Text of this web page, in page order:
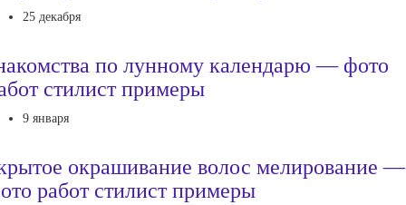
25 декабря
по лунному календарю — фото
стилист примеры
9 января
окрашивание волос мелирование —
работ стилист примеры